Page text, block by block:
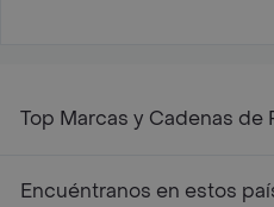
Top Marcas y Cadenas de
Encuéntranos en estos